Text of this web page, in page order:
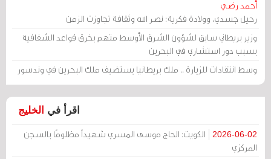
أحمد رضي
رحيل جسدي، وولادة فكرية: نصر الله وثقافة تجاوزت الزمن
وزير بريطاني سابق لشؤون الشرق الأوسط متهم بخرق قواعد الشفافية
بسبب دور استشاري في البحرين
وسط انتقادات للزيارة .. ملك بريطانيا يستضيف ملك البحرين في وندسور
اقرأ في الخليج
2026-06-02
الكويت: الحاج موسى المسري شهيداً مظلومًا بالسجن
المركزي